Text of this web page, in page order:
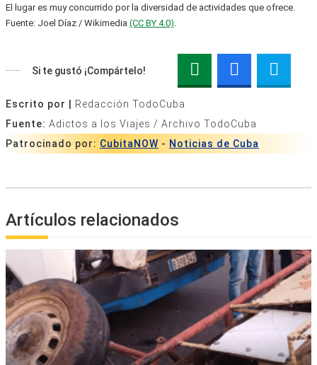
El lugar es muy concurrido por la diversidad de actividades que ofrece.
Fuente: Joel Díaz / Wikimedia (CC BY 4.0)
Si te gustó ¡Compártelo!
Escrito por |
Redacción TodoCuba
Fuente: Adictos a los Viajes / Archivo TodoCuba
Patrocinado por: CubitaNOW - Noticias de Cuba
Artículos relacionados